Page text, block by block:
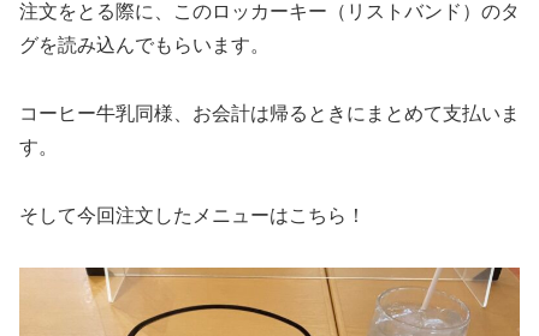
注文をとる際に、このロッカーキー（リストバンド）のタ
グを読み込んでもらいます。
コーヒー牛乳同様、お会計は帰るときにまとめて支払いま
す。
そして今回注文したメニューはこちら！